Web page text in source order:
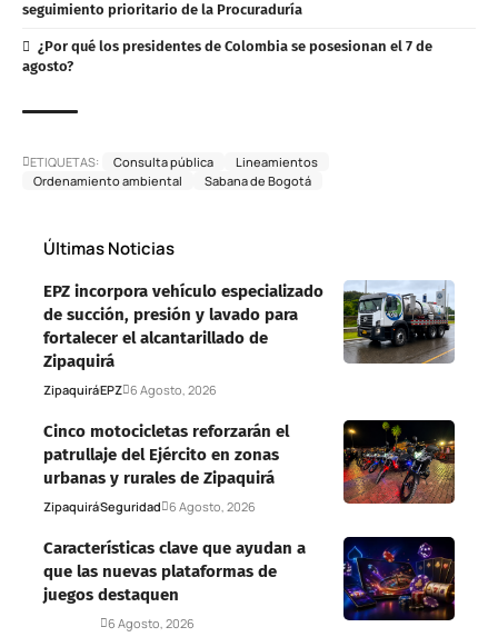
seguimiento prioritario de la Procuraduría
¿Por qué los presidentes de Colombia se posesionan el 7 de
agosto?
ETIQUETAS: Consulta pública
Lineamientos
Ordenamiento ambiental
Sabana de Bogotá
Últimas Noticias
EPZ incorpora vehículo especializado
de succión, presión y lavado para
fortalecer el alcantarillado de
Zipaquirá
ZipaquiráEPZ 6 Agosto, 2026
Cinco motocicletas reforzarán el
patrullaje del Ejército en zonas
urbanas y rurales de Zipaquirá
ZipaquiráSeguridad 6 Agosto, 2026
Características clave que ayudan a
que las nuevas plataformas de
juegos destaquen
6 Agosto, 2026